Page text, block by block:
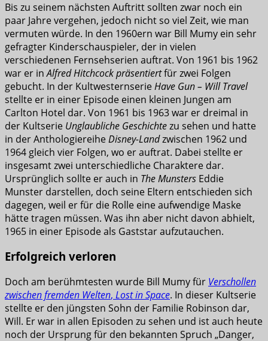
Bis zu seinem nächsten Auftritt sollten zwar noch ein
paar Jahre vergehen, jedoch nicht so viel Zeit, wie man
vermuten würde. In den 1960ern war Bill Mumy ein sehr
gefragter Kinderschauspieler, der in vielen
verschiedenen Fernsehserien auftrat. Von 1961 bis 1962
war er inAlfred Hitchcock präsentiertfür zwei Folgen
gebucht. In der KultwesternserieHave Gun – Will Travel
stellte er in einer Episode einen kleinen Jungen am
Carlton Hotel dar. Von 1961 bis 1963 war er dreimal in
der Kultserie Unglaubliche Geschichtezu sehen und hatte
in der AnthologiereiheDisney-Landzwischen 1962 und
1964 gleich vier Folgen, wo er auftrat. Dabei stellte er
insgesamt zwei unterschiedliche Charaktere dar.
Ursprünglich sollte er auch in The Munsters Eddie
Munster darstellen, doch seine Eltern entschieden sich
dagegen, weil er für die Rolle eine aufwendige Maske
hätte tragen müssen. Was ihn aber nicht davon abhielt,
1965 in einer Episode als Gaststar aufzutauchen.
Erfolgreich verloren
Doch am berühmtesten wurde Bill Mumy für Verschollen
zwischen fremden Welten, Lost in Space. In dieser Kultserie
stellte er den jüngsten Sohn der Familie Robinson dar,
Will. Er war in allen Episoden zu sehen und ist auch heute
noch der Ursprung für den bekannten Spruch „Danger,